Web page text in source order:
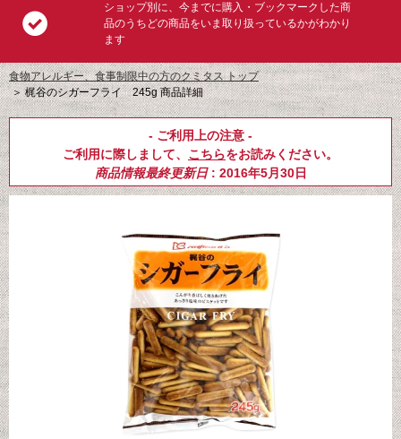
ショップ別に、今までに購入・ブックマークした商
品のうちどの商品をいま取り扱っているかがわかり
ます
食物アレルギー、食事制限中の方のクミタス トップ
＞梶谷のシガーフライ 245g 商品詳細
- ご利用上の注意 -
ご利用に際しまして、 こちらをお読みください。
商品情報最終更新日: 2016年5月30日